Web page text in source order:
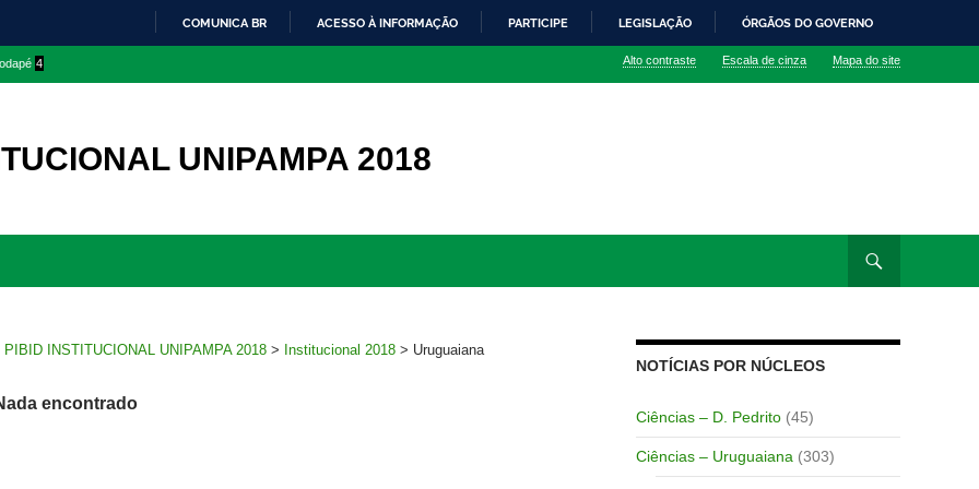
O
COMUNICA BR ACESSO À INFORMAÇÃO PARTICIPE LEGISLAÇÃO ÓRGÃOS DO GOVERNO
4 Alto contraste Escala de cinza Mapa do site
UNIPAMPA 2018
PIBID INSTITUCIONAL UNIPAMPA 2018 > Institucional 2018 > Uruguaiana
encontrado
NOTÍCIAS POR NÚCLEOS
Ciências – D. Pedrito(45)
Ciências – Uruguaiana (303)